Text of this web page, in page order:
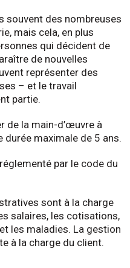
souvent des nombreuses
mais cela, en plus
qui décident de
de nouvelles
représenter des
– et le travail
partie.
de la main-d’œuvre à
durée maximale de 5 ans.
par le code du
sont à la charge
salaires, les cotisations,
les maladies. La gestion
à la charge du client.